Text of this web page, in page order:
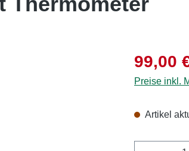
99,00
Preise inkl.
Artikel